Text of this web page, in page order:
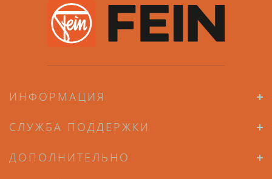
ИНФОРМАЦИЯ
СЛУЖБА ПОДДЕРЖКИ
ДОПОЛНИТЕЛЬНО